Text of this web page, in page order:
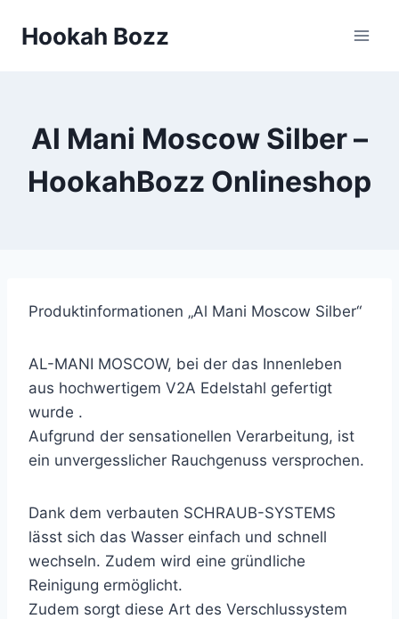
InhaltHookah Bozz
Al Mani Moscow Silber –
HookahBozz Onlineshop
Produktinformationen „Al Mani Moscow Silber“
AL-MANI MOSCOW, bei der das Innenleben
aus hochwertigem V2A Edelstahl gefertigt
wurde .
Aufgrund der sensationellen Verarbeitung, ist
ein unvergesslicher Rauchgenuss versprochen.
Dank dem verbauten SCHRAUB-SYSTEMS
lässt sich das Wasser einfach und schnell
wechseln. Zudem wird eine gründliche
Reinigung ermöglicht.
Zudem sorgt diese Art des Verschlussystem